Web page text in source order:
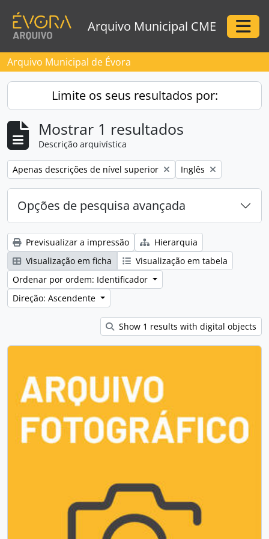
Arquivo Municipal CME
Arquivo Municipal de Évora
Limite os seus resultados por:
Mostrar 1 resultados
Descrição arquivística
Remove filter:
Apenas descrições de nível superior Remove filter:
Inglês
Opções de pesquisa avançada
Previsualizar a impressão
Hierarquia
Visualização em ficha
Visualização em tabela
Ordenar por ordem: Identificador
Direção: Ascendente
Show 1 results with digital objects